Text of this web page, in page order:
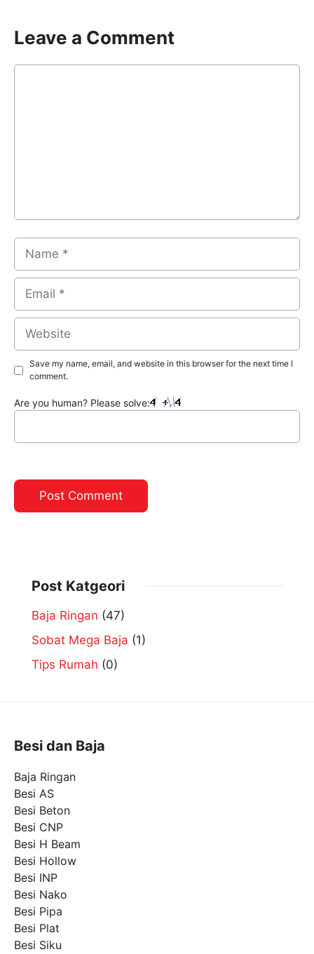
Leave a Comment
Comment
Name
Email
Website
Save my name, email, and website in this browser for the next time I
comment.
Are you human? Please solve:
Post Katgeori
Baja Ringan (47)
Sobat Mega Baja (1)
Tips Rumah (0)
Besi dan Baja
Baja Ringan
Besi AS
Besi Beton
Besi CNP
Besi H Beam
Besi Hollow
Besi INP
Besi Nako
Besi Pipa
Besi Plat
Besi Siku